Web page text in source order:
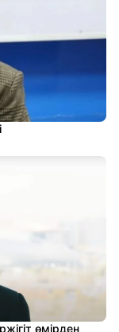
өмірден